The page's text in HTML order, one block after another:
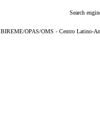
Search
BIREME/OPAS/OMS - Centro Latino-